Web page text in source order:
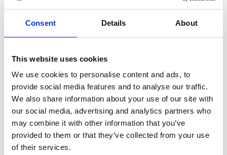
Consent Details About
This website uses cookies
We use cookies to personalise content and ads, to
provide social media features and to analyse our traffic.
We also share information about your use of our site with
our social media, advertising and analytics partners who
may combine it with other information that you’ve
provided to them or that they’ve collected from your use
of their services.
Futon/Topperbäddmadrass
Att sova på ett tjockt fårskinn i ull är underbart, mjukt och
skönt. Texeler®-futonerna är unika, mycket bra säng
förbättrare. Fyllningen på inte mindre än 2 000 gr/m2
motsvarar ullen från två vuxna får. När du väl har sovit på en
Texeler®-futon vill du aldrig ha något annat.
Du lägger helt enkelt denna futon ovanpå din madrass. De